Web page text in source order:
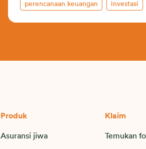
perencanaan keuangan investasi
Produk
Asuransi jiwa
Klaim
Temukan